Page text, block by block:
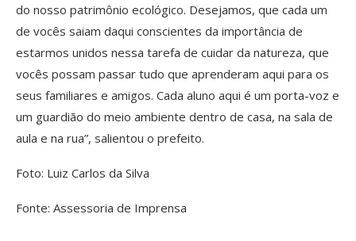
do nosso patrimônio ecológico. Desejamos, que cada um
de vocês saiam daqui conscientes da importância de
estarmos unidos nessa tarefa de cuidar da natureza, que
vocês possam passar tudo que aprenderam aqui para os
seus familiares e amigos. Cada aluno aqui é um porta-voz e
um guardião do meio ambiente dentro de casa, na sala de
aula e na rua”, salientou o prefeito.
Foto: Luiz Carlos da Silva
Fonte: Assessoria de Imprensa